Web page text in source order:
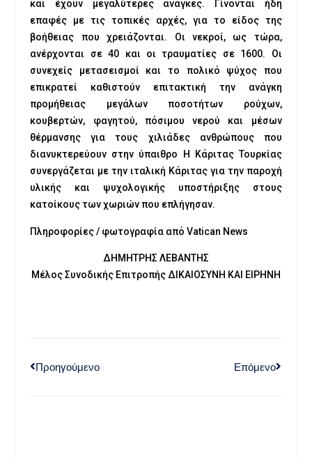
και έχουν μεγαλύτερες ανάγκες. Γίνονται ήδη
επαφές με τις τοπικές αρχές, για το είδος της
βοήθειας που χρειάζονται. Οι νεκροί, ως τώρα,
ανέρχονται σε 40 και οι τραυματίες σε 1600. Οι
συνεχείς μετασεισμοί και το πολικό ψύχος που
επικρατεί καθιστούν επιτακτική την ανάγκη
προμήθειας μεγάλων ποσοτήτων ρούχων,
κουβερτών, φαγητού, πόσιμου νερού και μέσων
θέρμανσης για τους χιλιάδες ανθρώπους που
διανυκτερεύουν στην ύπαιθρο Η Κάριτας Τουρκίας
συνεργάζεται με την ιταλική Κάριτας για την παροχή
υλικής και ψυχολογικής υποστήριξης στους
κατοίκους των χωριών που επλήγησαν.
Πληροφορίες / φωτογραφία από Vatican News
ΔΗΜΗΤΡΗΣ ΛΕΒΑΝΤΗΣ
Μέλος Συνοδικής Επιτροπής ΔΙΚΑΙΟΣΥΝΗ ΚΑΙ ΕΙΡΗΝΗ
Προηγούμενο Επόμενο